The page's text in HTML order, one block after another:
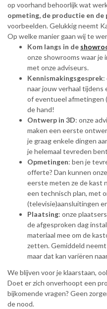
op voorhand behoorlijk wat
opmeting, de productie en de
voorbeelden. Gelukkig neemt
Op welke manier gaan wij te
Kom langs in de
onze showrooms waar je
met onze adviseurs.
Kennismakingsgesprek:
naar jouw verhaal tijdens
of eventueel afmetingen
de hand!
Ontwerp in 3D: onze
maken een eerste
je graag enkele dingen
je helemaal tevreden
Opmetingen: ben je
offerte? Dan kunnen
eerste meten ze de kast
een technisch plan, met
(televisie)aansluitingen
Plaatsing: onze
de afgesproken dag
materiaal mee om de
zetten. Gemiddeld
maar dat kan variëren
We blijven voor je klaarstaan,
Doet er zich onverhoopt een
bijkomende vragen? Geen
de nood.